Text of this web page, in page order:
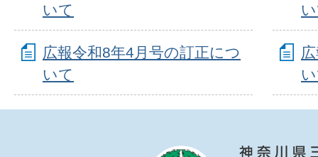
いて
広報令和8年4月号の訂正につ
いて